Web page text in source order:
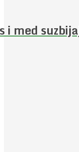
i med